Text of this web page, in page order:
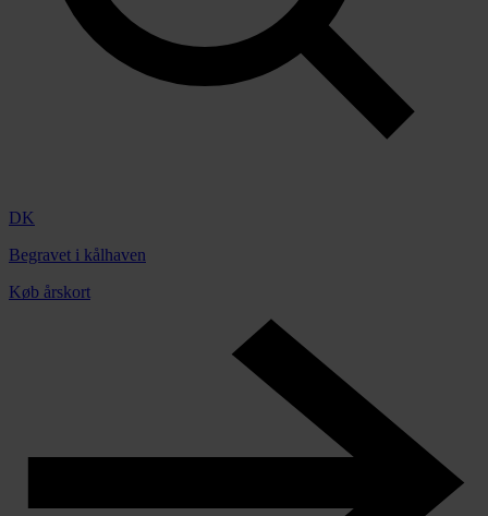
DK
Begravet i kålhaven
Køb årskort